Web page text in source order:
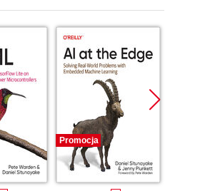
Promocja